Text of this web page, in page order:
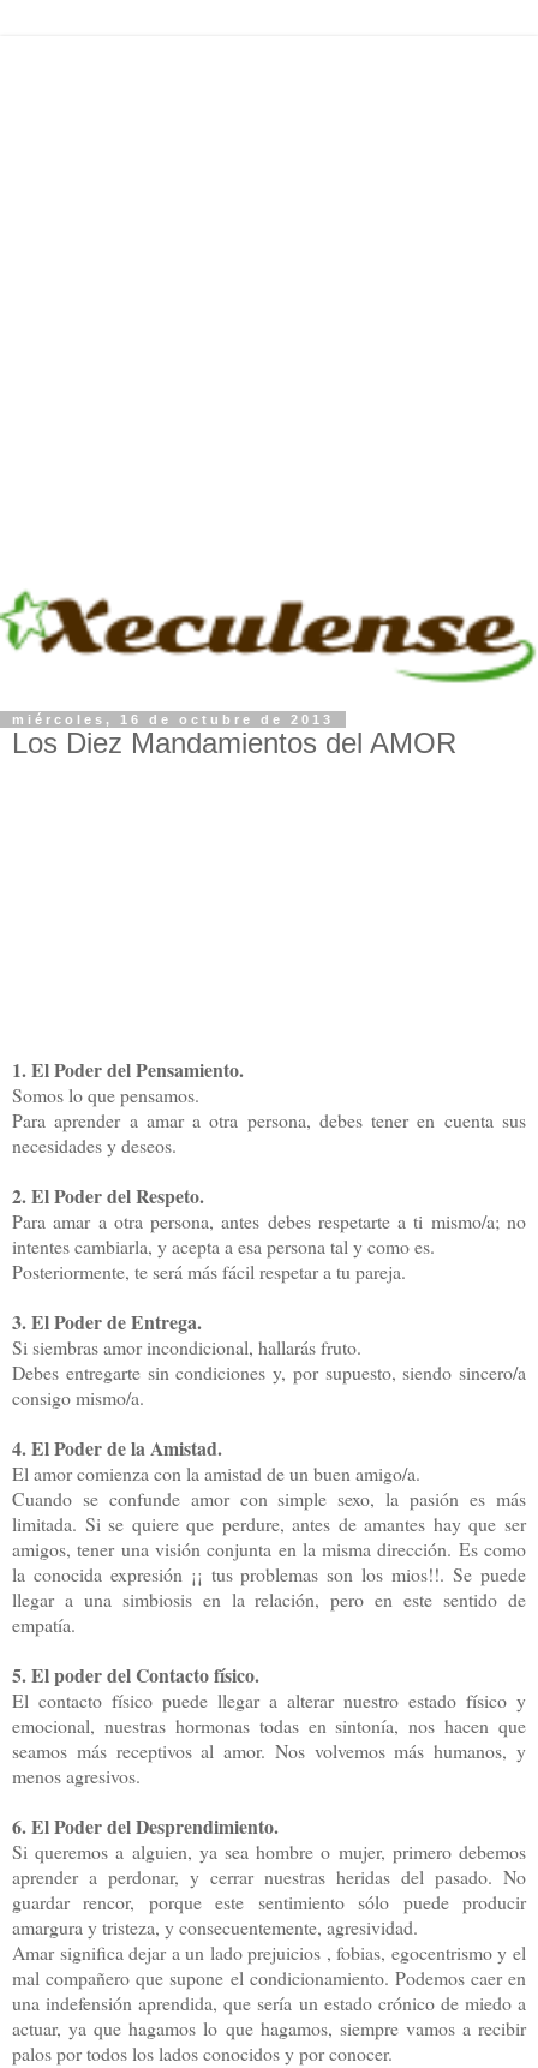
miércoles, 16 de octubre de 2013
Los Diez Mandamientos del AMOR
1. El Poder del Pensamiento.
Somos lo que pensamos.
Para aprender a amar a otra persona, debes tener en cuenta sus
necesidades y deseos.
2. El Poder del Respeto.
Para amar a otra persona, antes debes respetarte a ti mismo/a; no
intentes cambiarla, y acepta a esa persona tal y como es.
Posteriormente, te será más fácil respetar a tu pareja.
3. El Poder de Entrega.
Si siembras amor incondicional, hallarás fruto.
Debes entregarte sin condiciones y, por supuesto, siendo sincero/a
consigo mismo/a.
4. El Poder de la Amistad.
El amor comienza con la amistad de un buen amigo/a.
Cuando se confunde amor con simple sexo, la pasión es más
limitada. Si se quiere que perdure, antes de amantes hay que ser
amigos, tener una visión conjunta en la misma dirección. Es como
la conocida expresión ¡¡ tus problemas son los mios!!. Se puede
llegar a una simbiosis en la relación, pero en este sentido de
empatía.
5. El poder del Contacto físico.
El contacto físico puede llegar a alterar nuestro estado físico y
emocional, nuestras hormonas todas en sintonía, nos hacen que
seamos más receptivos al amor. Nos volvemos más humanos, y
menos agresivos.
6. El Poder del Desprendimiento.
Si queremos a alguien, ya sea hombre o mujer, primero debemos
aprender a perdonar, y cerrar nuestras heridas del pasado. No
guardar rencor, porque este sentimiento sólo puede producir
amargura y tristeza, y consecuentemente, agresividad.
Amar significa dejar a un lado prejuicios , fobias, egocentrismo y el
mal compañero que supone el condicionamiento. Podemos caer en
una indefensión aprendida, que sería un estado crónico de miedo a
actuar, ya que hagamos lo que hagamos, siempre vamos a recibir
palos por todos los lados conocidos y por conocer.